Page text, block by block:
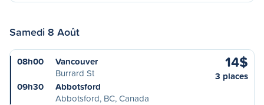
Samedi 8 Août
08h00
Vancouver
Burrard St
09h30
Abbotsford
Abbotsford, BC, Canada
14$
3 places